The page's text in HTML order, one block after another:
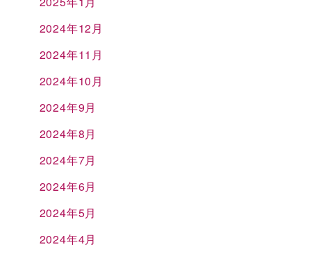
2024年12月
2024年11月
2024年10月
2024年9月
2024年8月
2024年7月
2024年6月
2024年5月
2024年4月